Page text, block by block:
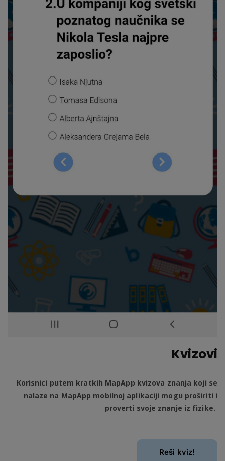
Kvizovi
Korisnici putem kratkih MapApp kvizova znanja koji se
nalaze na MapApp mobilnoj aplikaciji mogu proširiti i
proverti svoje znanje iz fizike.
Reši kviz!